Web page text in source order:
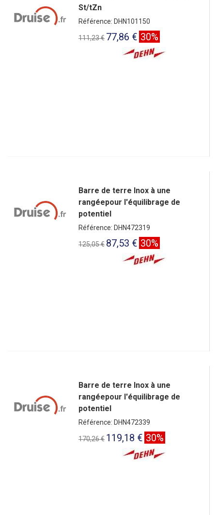
St/tZn
Référence: DHN101150
111,23 € 77,86 € 30%
Barre de terre Inox à une
rangéepour l'équilibrage de
potentiel
Référence: DHN472319
125,05 € 87,53 € 30%
Barre de terre Inox à une
rangéepour l'équilibrage de
potentiel
Référence: DHN472339
170,26 € 119,18 € 30%